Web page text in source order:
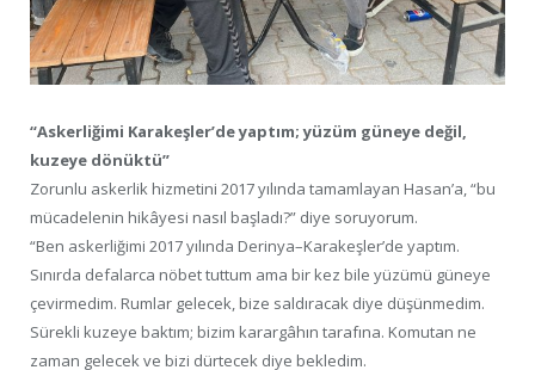
“Askerliğimi Karakeşler’de yaptım; yüzüm güneye değil,
kuzeye dönüktü”
Zorunlu askerlik hizmetini 2017 yılında tamamlayan Hasan’a, “bu
mücadelenin hikâyesi nasıl başladı?” diye soruyorum.
“Ben askerliğimi 2017 yılında Derinya–Karakeşler’de yaptım.
Sınırda defalarca nöbet tuttum ama bir kez bile yüzümü güneye
çevirmedim. Rumlar gelecek, bize saldıracak diye düşünmedim.
Sürekli kuzeye baktım; bizim karargâhın tarafına. Komutan ne
zaman gelecek ve bizi dürtecek diye bekledim.